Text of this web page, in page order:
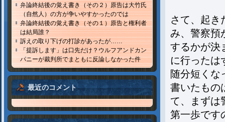
弁論終結後の覚え書き（その２）原告は大竹氏
（自然人）の方が争いやすかったのでは
弁論終結後の覚え書き（その１）原告と権利者
は結局誰？
訴えの取り下げの打診があったが……
「提訴します」は口先だけ？ウルフアンドカン
パニーが裁判所でまともに反論しなかった件
最近のコメント
さて、起き
み、警察預
するかが決
に行った
随分短くな
書いたもの
て、まずは
第一歩です